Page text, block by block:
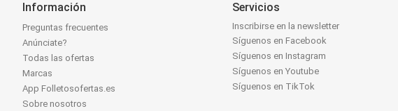
Información
Preguntas frecuentes
Anúnciate?
Todas las ofertas
Marcas
App Folletosofertas.es
Sobre nosotros
Servicios
Inscribirse en la newsletter
Síguenos en Facebook
Síguenos en Instagram
Síguenos en Youtube
Síguenos en TikTok